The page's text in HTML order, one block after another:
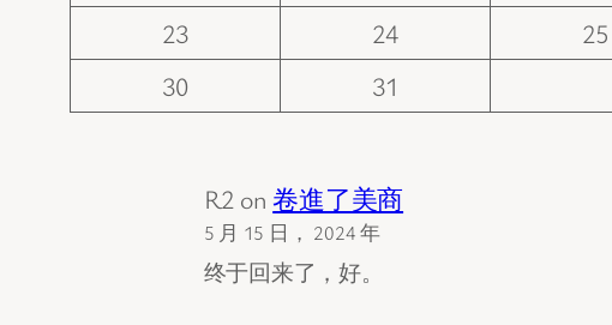
23
24 25
30
31
R2 on 卷進了美商
5 月 15 日， 2024 年
终于回来了，好。